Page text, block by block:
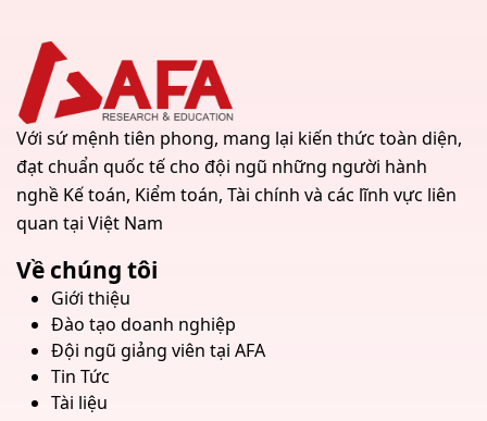
Với sứ mệnh tiên phong, mang lại kiến thức toàn diện,
đạt chuẩn quốc tế cho đội ngũ những người hành
nghề Kế toán, Kiểm toán, Tài chính và các lĩnh vực liên
quan tại Việt Nam
Về chúng tôi
Giới thiệu
Đào tạo doanh nghiệp
Đội ngũ giảng viên tại AFA
Tin Tức
Tài liệu